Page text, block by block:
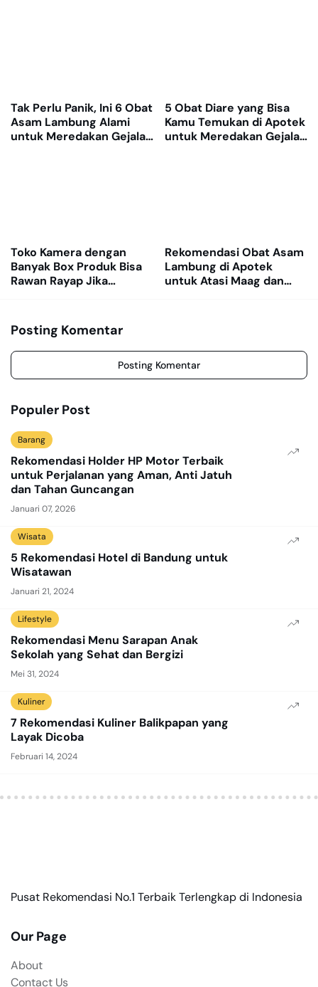
Tak Perlu Panik, Ini 6 Obat
Asam Lambung Alami
untuk Meredakan Gejala
5 Obat Diare yang Bisa
Kamu Temukan di Apotek
untuk Meredakan Gejala
Toko Kamera dengan
Banyak Box Produk Bisa
Rawan Rayap Jika
Rekomendasi Obat Asam
Lambung di Apotek
untuk Atasi Maag dan
Posting Komentar
Posting Komentar
Populer Post
Barang
Rekomendasi Holder HP Motor Terbaik
untuk Perjalanan yang Aman, Anti Jatuh
dan Tahan Guncangan
Januari 07, 2026
Wisata
5 Rekomendasi Hotel di Bandung untuk
Wisatawan
Januari 21, 2024
Lifestyle
Rekomendasi Menu Sarapan Anak
Sekolah yang Sehat dan Bergizi
Mei 31, 2024
Kuliner
7 Rekomendasi Kuliner Balikpapan yang
Layak Dicoba
Februari 14, 2024
Pusat Rekomendasi No.1 Terbaik Terlengkap di Indonesia
Our Page
About
Contact Us